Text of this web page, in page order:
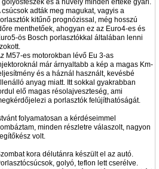
golyósfészek és a hüvely minden értéke gyári.
csúcsok adták meg magukat, vagyis a
kitűnő prognózissal, még hosszú
menthetőek, ahogyan ez az Euro4-es és
ös Bosch porlasztókkal általában lenni
M57-es motorokban lévő Eu 3-as
már árnyaltabb a kép a magas Km-
és a háznál használt, kevésbé
anyag miatt. Itt sokkal gyakrabban
elő magas résolajveszteség, ami
a porlasztók felújíthatóságát.
folyamatosan a kérdéseimmel
minden részletre válaszolt, nagyon
volt.
kora délutánra készült el az autó.
golyó, teflon lett cserélve.